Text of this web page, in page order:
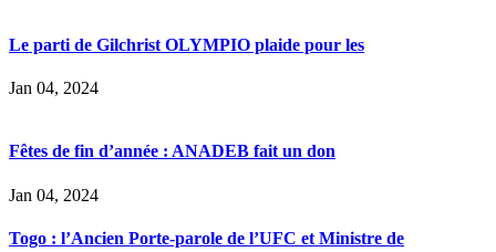
Le parti de Gilchrist OLYMPIO plaide pour les
Jan 04, 2024
Fêtes de fin d’année : ANADEB fait un don
Jan 04, 2024
Togo : l’Ancien Porte-parole de l’UFC et Ministre de